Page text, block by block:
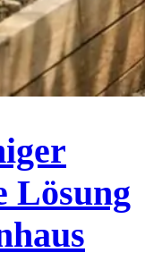
Lösung